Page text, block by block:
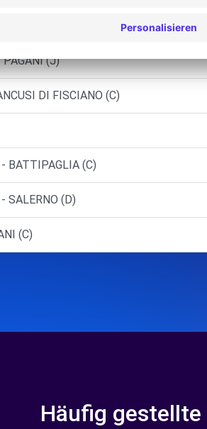
- CAVA DE' TIRRENI (C)
PAGANI (J)
DI FISCIANO (C)
BATTIPAGLIA (C)
SALERNO (D)
(C)
Häufig gestellte